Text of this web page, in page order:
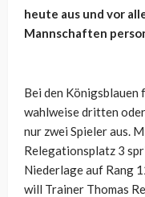
heute aus und vor
Mannschaften
Bei den Königsblauen
wahlweise dritten
nur zwei Spieler aus.
Relegationsplatz 3
Niederlage auf Rang
will Trainer Thomas